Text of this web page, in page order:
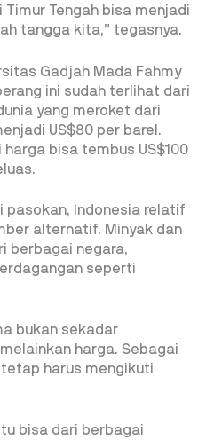
Tengah bisa menjadi
tangga kita,” tegasnya.
Gadjah Mada Fahmy
ini sudah terlihat dari
yang meroket dari
US$80 per barel.
bisa tembus US$100
pasokan, Indonesia relatif
alternatif. Minyak dan
berbagai negara,
seperti
bukan sekadar
harga. Sebagai
harus mengikuti
bisa dari berbagai